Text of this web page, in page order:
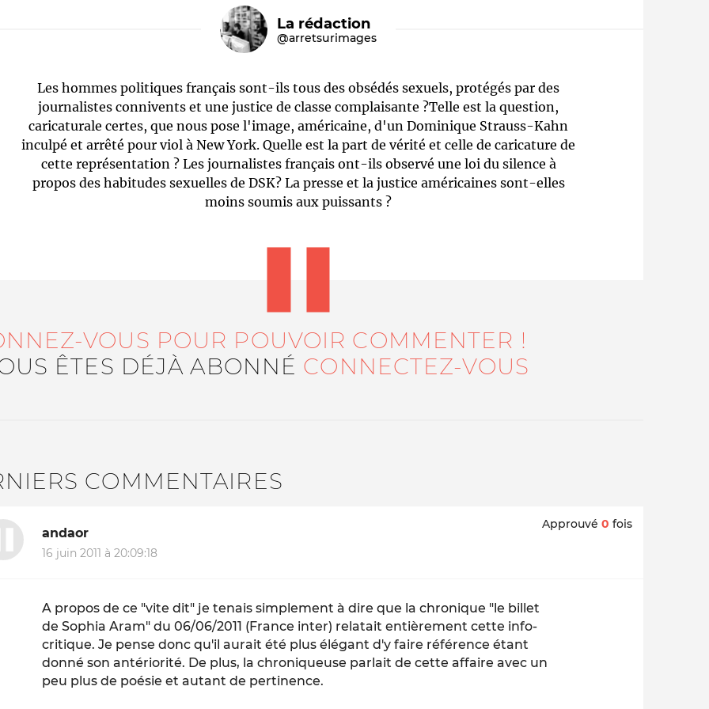
Le médiateur L'équipe Qui sommes-nous ?
La rédaction
@arretsurimages
Les hommes politiques français sont-ils tous des obsédés sexuels, protégés par des
journalistes connivents et une justice de classe complaisante ?Telle est la question,
caricaturale certes, que nous pose l'image, américaine, d'un Dominique Strauss-Kahn
inculpé et arrêté pour viol à New York. Quelle est la part de vérité et celle de caricature de
cette représentation ? Les journalistes français ont-ils observé une loi du silence à
propos des habitudes sexuelles de DSK? La presse et la justice américaines sont-elles
moins soumis aux puissants ?
VOUS POUR POUVOIR COMMENTER !
ÊTES DÉJÀ ABONNÉ CONNECTEZ-VOUS
COMMENTAIRES
andaor
16 juin 2011 à 20:09:18
Approuvé 0 fois
A propos de ce "vite dit" je tenais simplement à dire que la chronique "le billet
de Sophia Aram" du 06/06/2011 (France inter) relatait entièrement cette info-
critique. Je pense donc qu'il aurait été plus élégant d'y faire référence étant
donné son antériorité. De plus, la chroniqueuse parlait de cette affaire avec un
peu plus de poésie et autant de pertinence.